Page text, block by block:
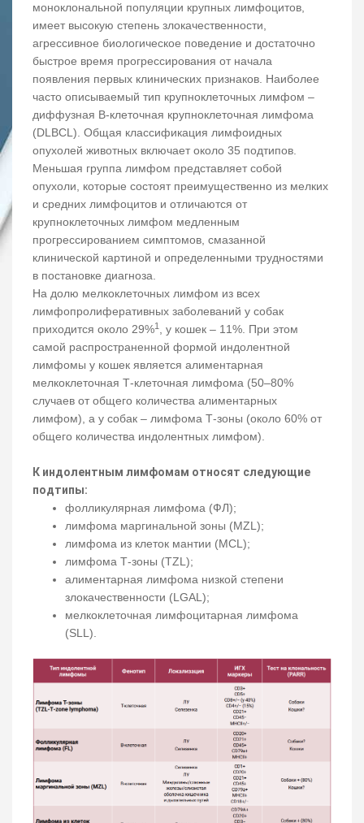
моноклональной популяции крупных лимфоцитов,
имеет высокую степень злокачественности,
агрессивное биологическое поведение и достаточно
быстрое время прогрессирования от начала
появления первых клинических признаков. Наиболее
часто описываемый тип крупноклеточных лимфом –
диффузная В-клеточная крупноклеточная лимфома
(DLBCL). Общая классификация лимфоидных
опухолей животных включает около 35 подтипов.
Меньшая группа лимфом представляет собой
опухоли, которые состоят преимущественно из мелких
и средних лимфоцитов и отличаются от
крупноклеточных лимфом медленным
прогрессированием симптомов, смазанной
клинической картиной и определенными трудностями
в постановке диагноза.
На долю мелкоклеточных лимфом из всех
лимфопролиферативных заболеваний у собак
приходится около 29%1
, у кошек – 11%. При этом
самой распространенной формой индолентной
лимфомы у кошек является алиментарная
мелкоклеточная Т-клеточная лимфома (50–80%
случаев от общего количества алиментарных
лимфом), а у собак – лимфома Т-зоны (около 60% от
общего количества индолентных лимфом).
К индолентным лимфомам относят следующие
подтипы:
фолликулярная лимфома (ФЛ);
лимфома маргинальной зоны (MZL);
лимфома из клеток мантии (MCL);
лимфома Т-зоны (TZL);
алиментарная лимфома низкой степени
злокачественности (LGAL);
мелкоклеточная лимфоцитарная лимфома
(SLL).